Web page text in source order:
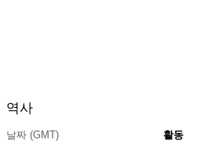
역사
날짜 (GMT) 활동